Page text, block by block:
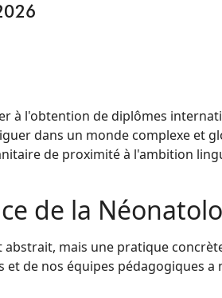
à l'obtention de diplômes
dans un monde complexe et
de proximité à l'ambition
de la
mais une pratique
de nos équipes pédagogiques a